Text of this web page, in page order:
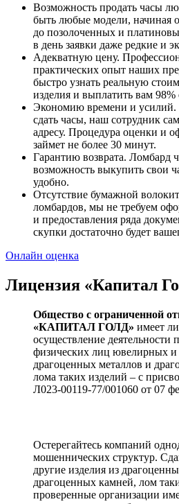
Возможность продать часы
быть любые модели, начиная
до позолоченных и
в день заявки даже редкие и
Адекватную цену.
практических опыт наших
быстро узнать реальную
изделия и выплатить вам
Экономию времени и усилий.
сдать часы, наш сотрудник
адресу. Процедура оценки и
займет не более 30 минут.
Гарантию возврата. Ломбард
возможность выкупить свои
удобно.
Отсутствие бумажной
ломбардов, мы не требуем
и предоставления ряда
скупки достаточно будет
Онлайн оценка
Лицензия «Капитал
Общество с ограниченной
«КАПИТАЛ ГОЛД» имеет
осуществление деятельности
физических лиц ювелирных и
драгоценных металлов и
лома таких изделий – с
Л023-00119-77/001060 от 07
Остерегайтесь компаний
мошеннических структур.
другие изделия из
драгоценных камней, лом
проверенные организации